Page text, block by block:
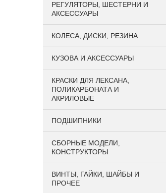
РЕГУЛЯТОРЫ, ШЕСТЕРНИ И
АКСЕССУАРЫ
КОЛЕСА, ДИСКИ, РЕЗИНА
КУЗОВА И АКСЕССУАРЫ
КРАСКИ ДЛЯ ЛЕКСАНА,
ПОЛИКАРБОНАТА И
АКРИЛОВЫЕ
ПОДШИПНИКИ
CБОРНЫЕ МОДЕЛИ,
КОНСТРУКТОРЫ
ВИНТЫ, ГАЙКИ, ШАЙБЫ И
ПРОЧЕЕ